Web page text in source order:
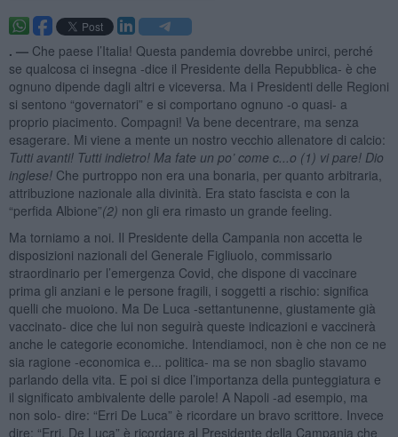
. — Che paese l’Italia! Questa pandemia dovrebbe unirci, perché
se qualcosa ci insegna -dice il Presidente della Repubblica- è che
ognuno dipende dagli altri e viceversa. Ma i Presidenti delle Regioni
si sentono “governatori” e si comportano ognuno -o quasi- a
proprio piacimento. Compagni! Va bene decentrare, ma senza
esagerare. Mi viene a mente un nostro vecchio allenatore di calcio:
Tutti avanti! Tutti indietro! Ma fate un po’ come c...o (1) vi pare! Dio
inglese!Che purtroppo non era una bonaria, per quanto arbitraria,
attribuzione nazionale alla divinità. Era stato fascista e con la
“perfida Albione”(2) non gli era rimasto un grande feeling.
Ma torniamo a noi. Il Presidente della Campania non accetta le
disposizioni nazionali del Generale Figliuolo, commissario
straordinario per l’emergenza Covid, che dispone di vaccinare
prima gli anziani e le persone fragili, i soggetti a rischio: significa
quelli che muoiono. Ma De Luca -settantunenne, giustamente già
vaccinato- dice che lui non seguirà queste indicazioni e vaccinerà
anche le categorie economiche. Intendiamoci, non è che non ce ne
sia ragione -economica e... politica- ma se non sbaglio stavamo
parlando della vita. E poi si dice l’importanza della punteggiatura e
il significato ambivalente delle parole! A Napoli -ad esempio, ma
non solo- dire: “Erri De Luca” è ricordare un bravo scrittore. Invece
dire: “Erri, De Luca” è ricordare al Presidente della Campania che